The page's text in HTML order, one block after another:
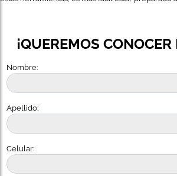
¡QUEREMOS
Nombre:
Apellido:
Celular: